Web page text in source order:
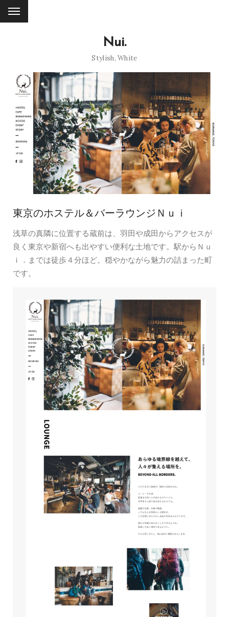
Nui.
Stylish,White
東京のホステル＆バーラウンジＮｕｉ
浅草の真隣に位置する蔵前は、羽田や成田からアクセスが
良く東京や新宿へも出やすい便利な土地です。駅からＮｕ
ｉ．までは徒歩４分ほど。穏やかながら魅力の詰まった町
です。